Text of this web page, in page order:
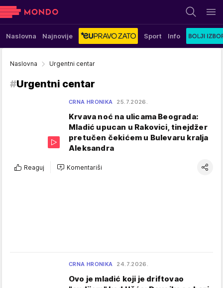
Naslovna Najnovije Sport Info
Naslovna Urgentni centar
#Urgentni centar
CRNA HRONIKA 25.7.2026.
Krvava noć na ulicama Beograda:
Mladić upucan u Rakovici, tinejdžer
pretučen čekićem u Bulevaru kralja
Aleksandra
Reaguj Komentariši
CRNA HRONIKA 24.7.2026.
Ovo je mladić koji je driftovao